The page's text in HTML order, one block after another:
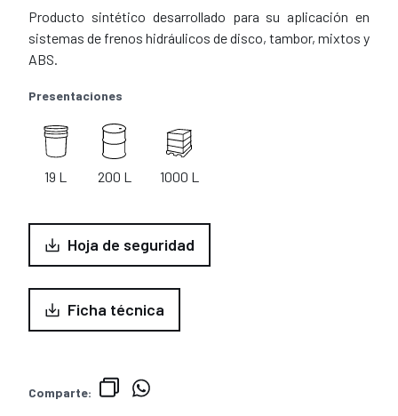
Producto sintético desarrollado para su aplicación en
sistemas de frenos hidráulicos de disco, tambor, mixtos y
ABS.
Presentaciones
19 L 200 L 1000 L
Hoja de seguridad
Ficha técnica
Comparte: